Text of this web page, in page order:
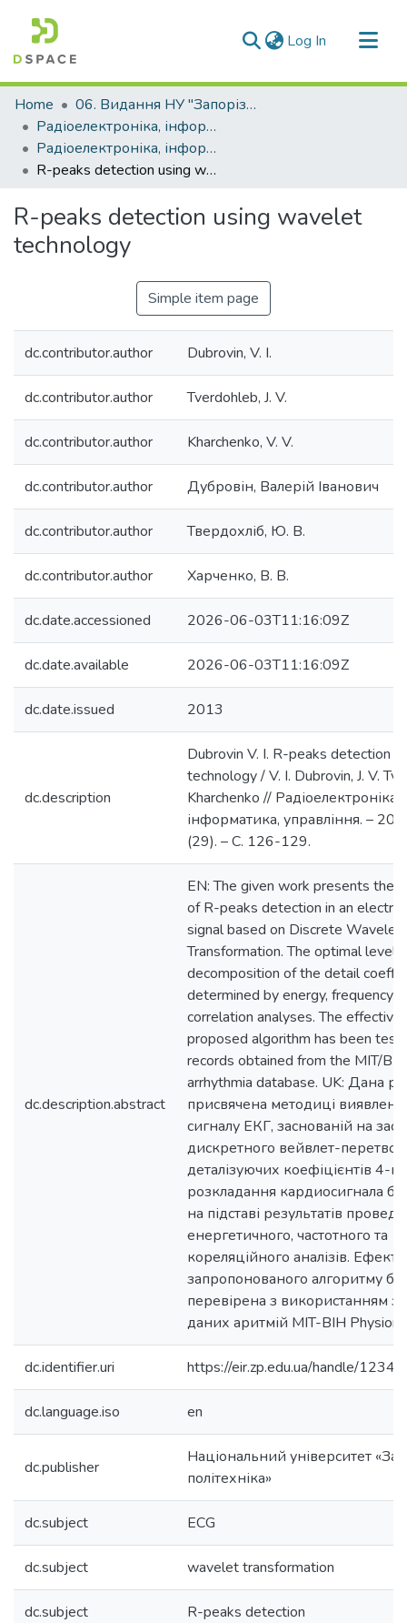
Log In (current)
Communities & Collections
All of DSpace
Statistics
Home
06. Видання НУ "Запорізька політехніка"
Радіоелектроніка, інформатика, управління (РІУ)
Радіоелектроніка, інформатика, управління - 2013, №2 (29)
R-peaks detection using wavelet technology
R-peaks detection using wavelet
technology
Simple item page
dc.contributor.author Dubrovin, V. I.
dc.contributor.author Tverdohleb, J. V.
dc.contributor.author Kharchenko, V. V.
dc.contributor.author Дубровін, Валерій Іванович
dc.contributor.author Твердохліб, Ю. В.
dc.contributor.author Харченко, В. В.
dc.date.accessioned 2026-06-03T11:16:09Z
dc.date.available 2026-06-03T11:16:09Z
dc.date.issued 2013
dc.description
Dubrovin V. I. R-peaks detection
technology / V. I. Dubrovin, J. V.
Kharchenko // Радіоелектроніка,
інформатика, управління. –
(29). – C. 126-129.
dc.description.abstract
EN: The given work presents the
of R-peaks detection in an
signal based on Discrete Wavelet
Transformation. The optimal level
decomposition of the detail
determined by energy, frequency
correlation analyses. The
proposed algorithm has been
records obtained from the MIT/
arrhythmia database. UK: Дана
присвячена методиці
сигналу ЕКГ, заснованій на
дискретного вейвлет-
деталізуючих коефіцієнтів 4-
розкладання кардиосигнала
на підставі результатів
енергетичного, частотного та
кореляційного аналізів.
запропонованого алгоритму
перевірена з використанням
даних аритмій MIT-BIH
dc.identifier.uri https://eir.zp.edu.ua/handle/
dc.language.iso en
dc.publisher
Національний університет
політехніка»
dc.subject ECG
dc.subject wavelet transformation
dc.subject R-peaks detection